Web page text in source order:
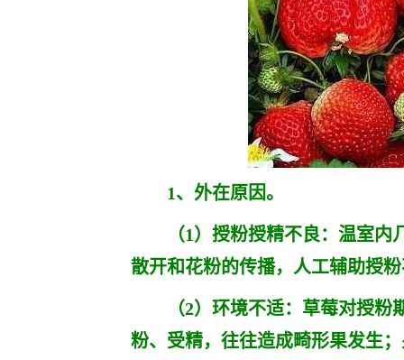
1、外在原因。
（1）授粉授精不良：温室内
散开和花粉的传播，人工辅助授
（2）环境不适：草莓对授粉
粉、受精，往往造成畸形果发生